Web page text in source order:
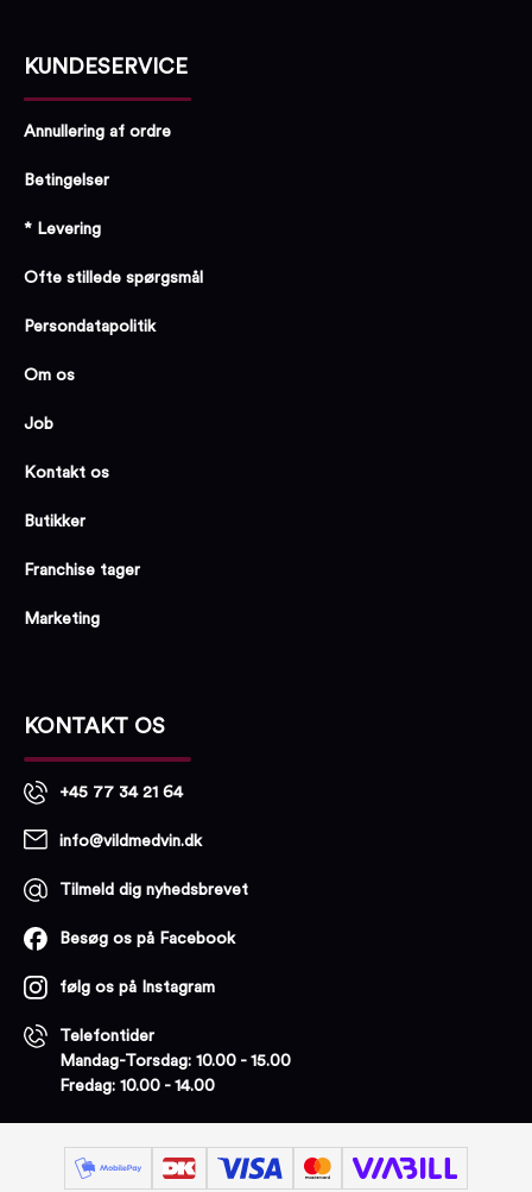
KUNDESERVICE
Annullering af ordre
Betingelser
* Levering
Ofte stillede spørgsmål
Persondatapolitik
Om os
Job
Kontakt os
Butikker
Franchise tager
Marketing
KONTAKT OS
+45 77 34 21 64
info@vildmedvin.dk
Tilmeld dig nyhedsbrevet
Besøg os på Facebook
følg os på Instagram
Telefontider
Mandag-Torsdag: 10.00 - 15.00
Fredag: 10.00 - 14.00